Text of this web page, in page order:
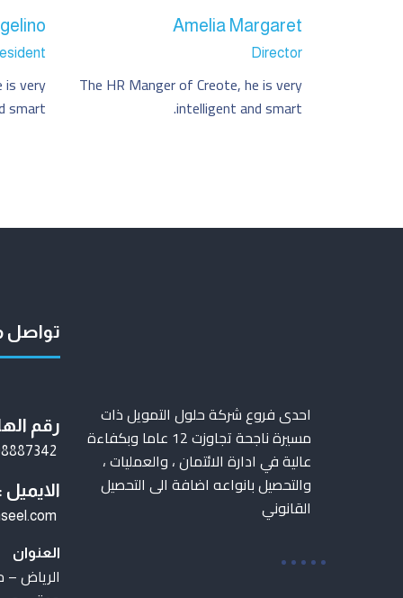
Amelia Margaret
Director
The HR Manger of Creote, he is very
intelligent and smart.
is very
smart.
احدى فروع شركة حلول التمويل ذات
مسيرة ناجحة تجاوزت 12 عاما وبكفاءة
عالية في ادارة الائتمان ، والعمليات ،
والتحصيل بانواعه اضافة الى التحصيل
القانوني
تواصل
رقم
الايميل :
العنوان
الرياض –